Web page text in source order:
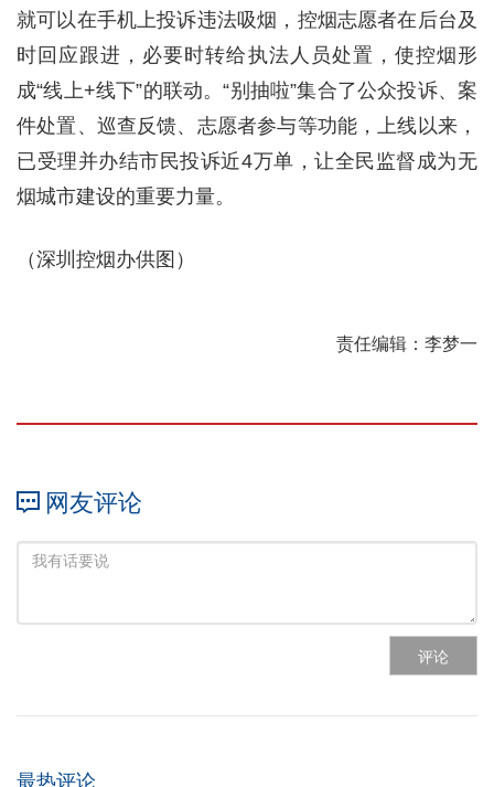
就可以在手机上投诉违法吸烟，控烟志愿者在后台及
时回应跟进，必要时转给执法人员处置，使控烟形
成“线上+线下”的联动。“别抽啦”集合了公众投诉、案
件处置、巡查反馈、志愿者参与等功能，上线以来，
已受理并办结市民投诉近4万单，让全民监督成为无
烟城市建设的重要力量。
（深圳控烟办供图）
责任编辑：李梦一
网友评论
评论
最热评论